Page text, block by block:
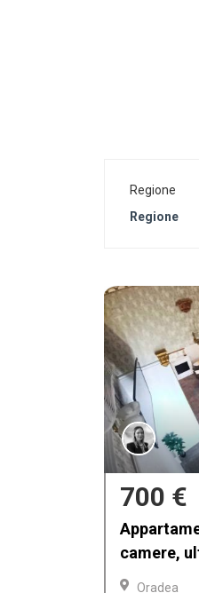
Regione
Regione
500 €
attrezzato
Oradea